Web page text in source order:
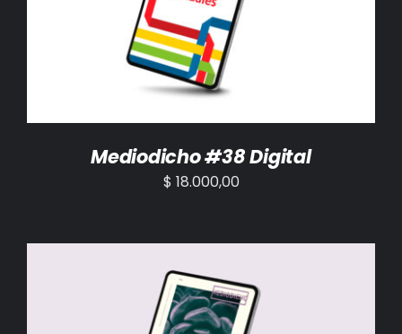
AÑADIR AL CARRITO /
Mediodicho #38 Digital
$ 18.000,00